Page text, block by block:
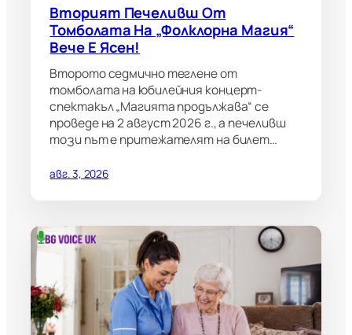
Вторият Печеливш От
Томболата На „Фолклорна Магия“
Вече Е Ясен!
Второто седмично теглене от
томболата на юбилейния концерт-
спектакъл „Магията продължава“ се
проведе на 2 август 2026 г., а печеливш
този път е притежателят на билет…
авг. 3, 2026